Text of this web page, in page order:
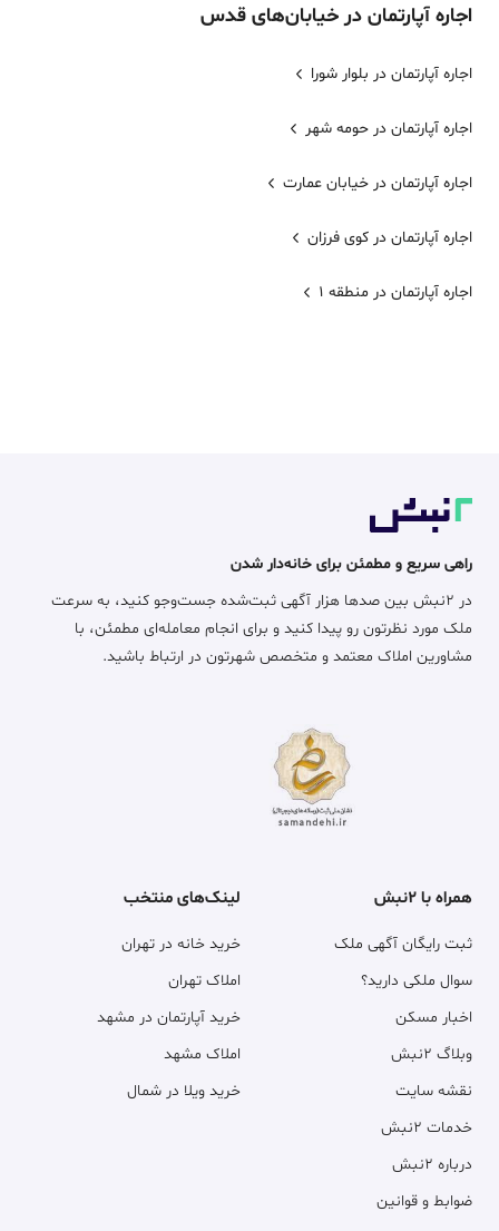
اجاره آپارتمان در خیابان‌های قدس
اجاره آپارتمان در بلوار شورا
اجاره آپارتمان در حومه شهر
اجاره آپارتمان در خیابان عمارت
اجاره آپارتمان در کوی فرزان
اجاره آپارتمان در منطقه 1
راهی سریع و مطمئن برای خانه‌دار شدن
در ۲نبش بین صدها هزار آگهی ثبت‌شده جست‌وجو کنید، به سرعت
ملک مورد نظرتون رو پیدا کنید و برای انجام معامله‌ای مطمئن، با
مشاورین املاک معتمد و متخصص شهرتون در ارتباط باشید.
همراه با ۲نبش
ثبت رایگان آگهی ملک
سوال ملکی دارید؟
اخبار مسکن
وبلاگ ۲نبش
نقشه سایت
خدمات ۲نبش
درباره ۲نبش
ضوابط و قوانین
لینک‌های منتخب
خرید خانه در تهران
املاک تهران
خرید آپارتمان در مشهد
املاک مشهد
خرید ویلا در شمال